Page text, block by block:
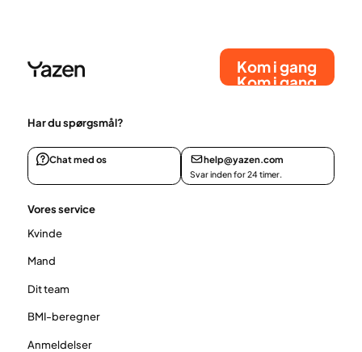
Kom i gang
Kom i gang
Har du spørgsmål?
Chat med os help@yazen.com
Svar inden for 24 timer.
Vores service
Kvinde
Mand
Dit team
BMI-beregner
Anmeldelser